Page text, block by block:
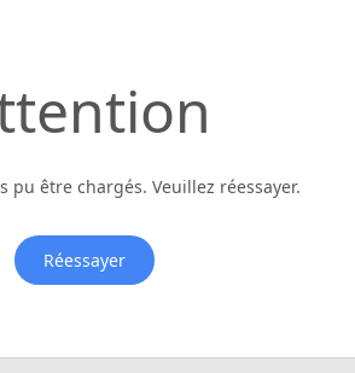
pu être chargés. Veuillez réessayer.
Réessayer